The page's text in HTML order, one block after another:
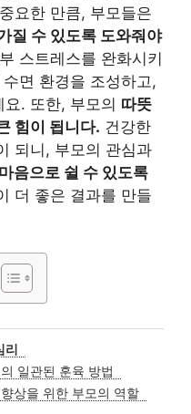
요한 만큼, 부모들은
질 수 있도록 도와줘야
스트레스를 완화시키
면 환경을 조성하고,
. 또한, 부모의 따뜻
힘이 됩니다. 건강한
되니, 부모의 관심과
음으로 쉴 수 있도록
더 좋은 결과를 만들
리
일관된 훈육 방법
상을 위한 부모의 역할